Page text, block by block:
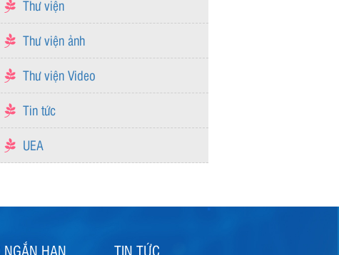
Thư viện
Thư viện ảnh
Thư viện Video
Tin tức
UEA
HẠN TIN TỨC